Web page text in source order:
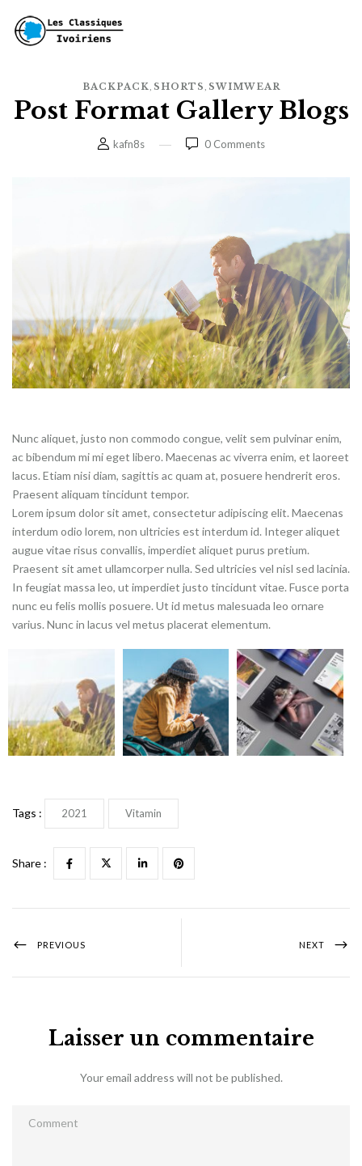
BACKPACK SHORTS SWIMWEAR
Post Format Gallery Blogs
kafn8s 0 Comments
Nunc aliquet, justo non commodo congue, velit sem pulvinar enim,
ac bibendum mi mi eget libero. Maecenas ac viverra enim, et laoreet
lacus. Etiam nisi diam, sagittis ac quam at, posuere hendrerit eros.
Praesent aliquam tincidunt tempor.
Lorem ipsum dolor sit amet, consectetur adipiscing elit. Maecenas
interdum odio lorem, non ultricies est interdum id. Integer aliquet
augue vitae risus convallis, imperdiet aliquet purus pretium.
Praesent sit amet ullamcorper nulla. Sed ultricies vel nisl sed lacinia.
In feugiat massa leo, ut imperdiet justo tincidunt vitae. Fusce porta
nunc eu felis mollis posuere. Ut id metus malesuada leo ornare
varius. Nunc in lacus vel metus placerat elementum.
Tags : 2021 Vitamin
Share :
PREVIOUS NEXT
Laisser un commentaire
Your email address will not be published.